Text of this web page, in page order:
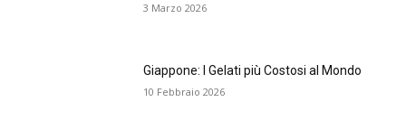
3 Marzo 2026
Giappone: I Gelati più Costosi al Mondo
10 Febbraio 2026